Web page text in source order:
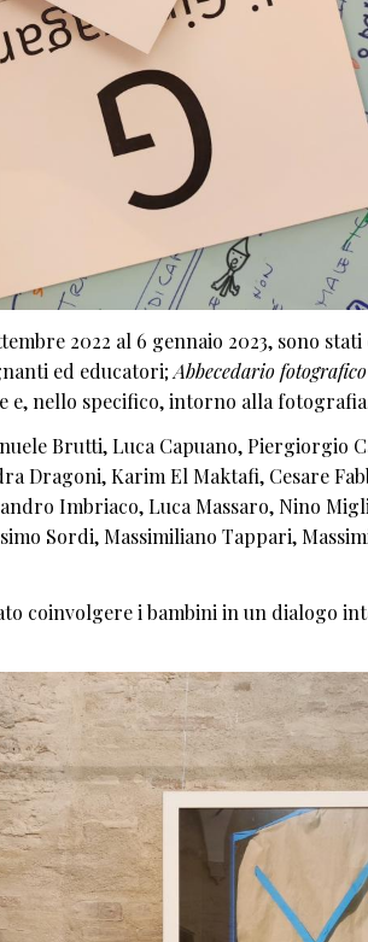
2022 al 6 gennaio 2023, sono
ed educatori; Abbecedario fotografico
e, nello specifico, intorno alla
Brutti, Luca Capuano, Piergiorgio
Dragoni, Karim El Maktafi, Cesare
Imbriaco, Luca Massaro, Nino
Sordi, Massimiliano Tappari,
coinvolgere i bambini in un dialogo